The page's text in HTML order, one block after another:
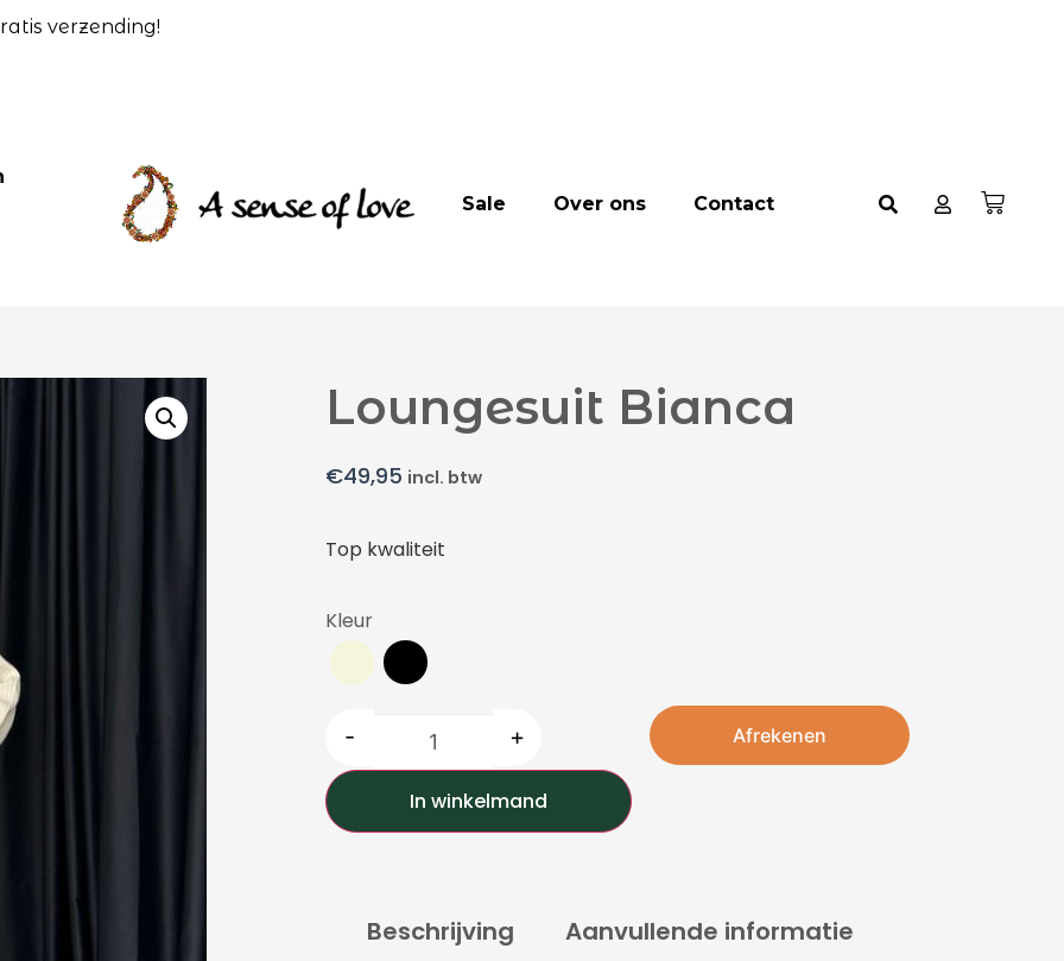
verzending!
Sale
Over ons Contact
Loungesuit Bianca
€49,95 incl. btw
Top kwaliteit
Kleur
- +
In winkelmand
Afrekenen
Beschrijving Aanvullende informatie